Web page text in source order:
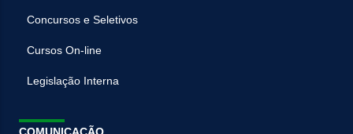
Concursos e Seletivos
Cursos On-line
Legislação Interna